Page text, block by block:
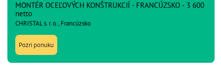
MONTÉR OCEĽOVÝCH KONŠTRUKCIÍ - FRANCÚZSKO - 3 600
netto
CHRISTAL s. r. o., Francúzsko
Pozri ponuku